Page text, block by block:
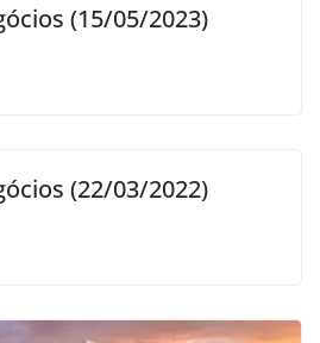
(15/05/2023)
(22/03/2022)